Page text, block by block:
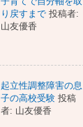
り戻すまで 投稿者:
山友優香
起立性調整障害の息
子の高校受験 投稿
者: 山友優香